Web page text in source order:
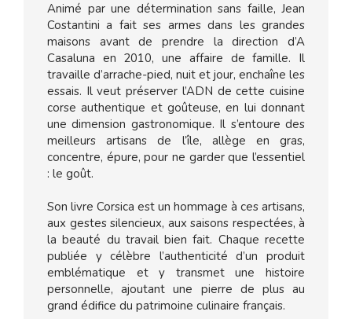
Animé par une détermination sans faille, Jean
Costantini a fait ses armes dans les grandes
maisons avant de prendre la direction d’A
Casaluna en 2010, une affaire de famille. Il
travaille d’arrache-pied, nuit et jour, enchaîne les
essais. Il veut préserver l’ADN de cette cuisine
corse authentique et goûteuse, en lui donnant
une dimension gastronomique. Il s’entoure des
meilleurs artisans de l’île, allège en gras,
concentre, épure, pour ne garder que l’essentiel
: le goût.
Son livre Corsica est un hommage à ces artisans,
aux gestes silencieux, aux saisons respectées, à
la beauté du travail bien fait. Chaque recette
publiée y célèbre l’authenticité d’un produit
emblématique et y transmet une histoire
personnelle, ajoutant une pierre de plus au
grand édifice du patrimoine culinaire français.